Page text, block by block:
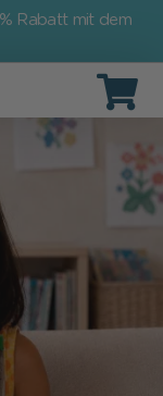
Rabatt mit dem